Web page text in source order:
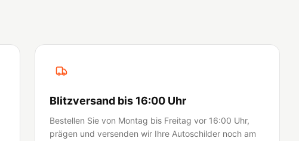
Blitzversand bis 16:00 Uhr
Bestellen Sie von Montag bis Freitag vor 16:00 Uhr,
prägen und versenden wir Ihre Autoschilder noch am